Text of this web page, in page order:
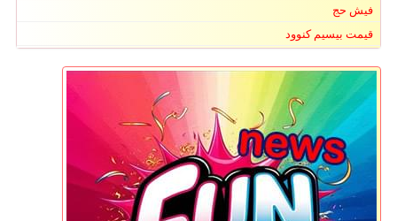
فیش حج
قیمت بیسیم کنوود